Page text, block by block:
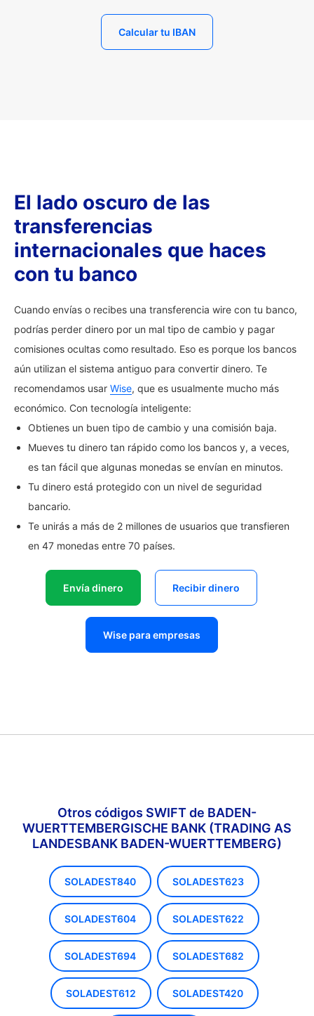
Calcular tu IBAN
El lado oscuro de las
transferencias
internacionales que haces
con tu banco
Cuando envías o recibes una transferencia wire con tu banco,
podrías perder dinero por un mal tipo de cambio y pagar
comisiones ocultas como resultado. Eso es porque los bancos
aún utilizan el sistema antiguo para convertir dinero. Te
recomendamos usar Wise, que es usualmente mucho más
económico. Con tecnología inteligente:
Obtienes un buen tipo de cambio y una comisión baja.
Mueves tu dinero tan rápido como los bancos y, a veces,
es tan fácil que algunas monedas se envían en minutos.
Tu dinero está protegido con un nivel de seguridad
bancario.
Te unirás a más de 2 millones de usuarios que transfieren
en 47 monedas entre 70 países.
Envía dinero Recibir dinero
Wise para empresas
Otros códigos SWIFT de BADEN-
WUERTTEMBERGISCHE BANK (TRADING AS
LANDESBANK BADEN-WUERTTEMBERG)
SOLADEST840 SOLADEST623
SOLADEST604 SOLADEST622
SOLADEST694 SOLADEST682
SOLADEST612 SOLADEST420